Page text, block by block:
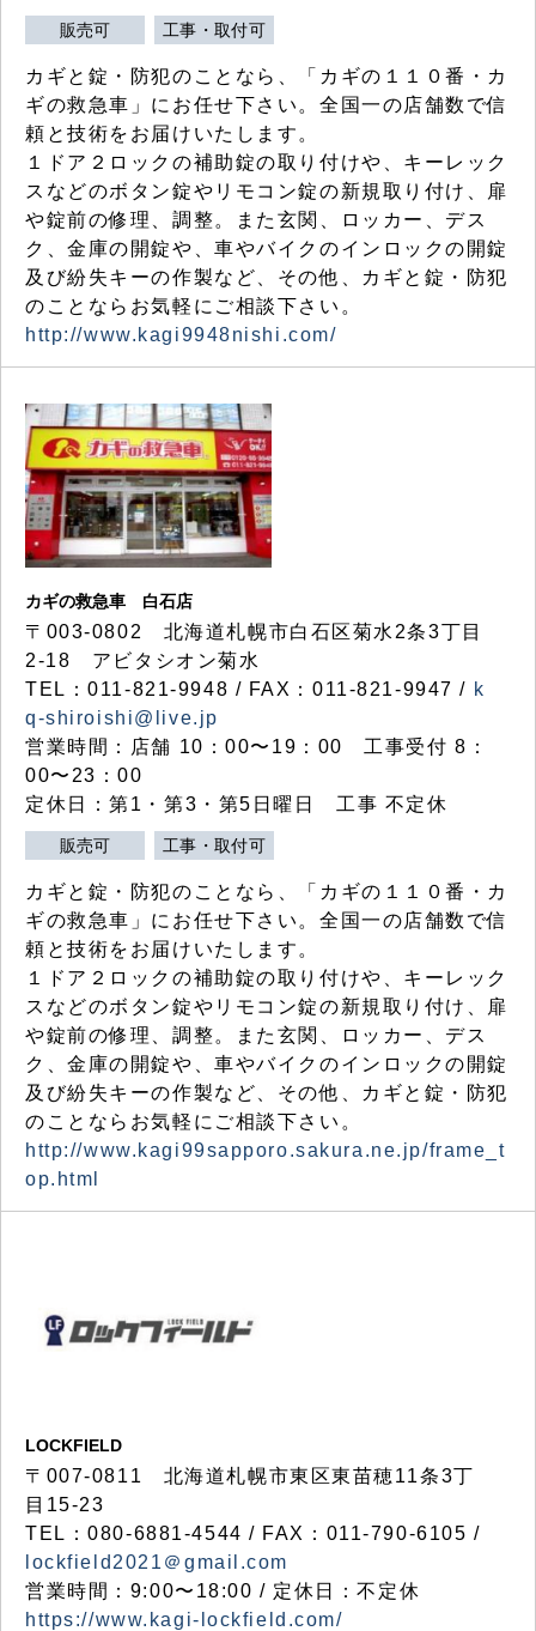
販売可 工事・取付可
カギと錠・防犯のことなら、「カギの１１０番・カ
ギの救急車」にお任せ下さい。全国一の店舗数で信
頼と技術をお届けいたします。
１ドア２ロックの補助錠の取り付けや、キーレック
スなどのボタン錠やリモコン錠の新規取り付け、扉
や錠前の修理、調整。また玄関、ロッカー、デス
ク、金庫の開錠や、車やバイクのインロックの開錠
及び紛失キーの作製など、その他、カギと錠・防犯
のことならお気軽にご相談下さい。
http://www.kagi9948nishi.com/
カギの救急車 白石店
〒003-0802 北海道札幌市白石区菊水2条3丁目
2-18 アビタシオン菊水
TEL：011-821-9948 / FAX：011-821-9947 / k
q-shiroishi@live.jp
営業時間：店舗 10：00〜19：00 工事受付 8：
00〜23：00
定休日：第1・第3・第5日曜日 工事 不定休
販売可 工事・取付可
カギと錠・防犯のことなら、「カギの１１０番・カ
ギの救急車」にお任せ下さい。全国一の店舗数で信
頼と技術をお届けいたします。
１ドア２ロックの補助錠の取り付けや、キーレック
スなどのボタン錠やリモコン錠の新規取り付け、扉
や錠前の修理、調整。また玄関、ロッカー、デス
ク、金庫の開錠や、車やバイクのインロックの開錠
及び紛失キーの作製など、その他、カギと錠・防犯
のことならお気軽にご相談下さい。
http://www.kagi99sapporo.sakura.ne.jp/frame_t
op.html
LOCKFIELD
〒007-0811 北海道札幌市東区東苗穂11条3丁
目15-23
TEL：080-6881-4544 / FAX：011-790-6105 /
lockfield2021＠gmail.com
営業時間：9:00〜18:00 / 定休日：不定休
https://www.kagi-lockfield.com/